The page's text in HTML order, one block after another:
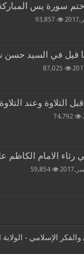
سورة يس
93,857
قيل في السيد حسن
87,025
التلاوة وعند
74,792
رثاء الامام الكاظم
59,854
الإسلامي -